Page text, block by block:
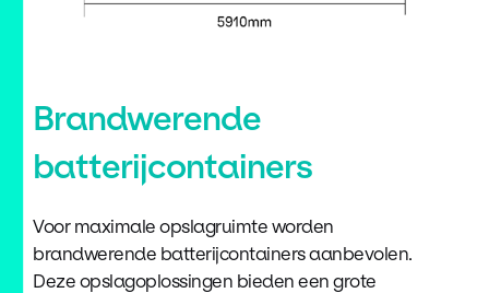
Brandwerende
batterijcontainers
Voor maximale opslagruimte worden
brandwerende batterijcontainers aanbevolen.
Deze opslagoplossingen bieden een grote